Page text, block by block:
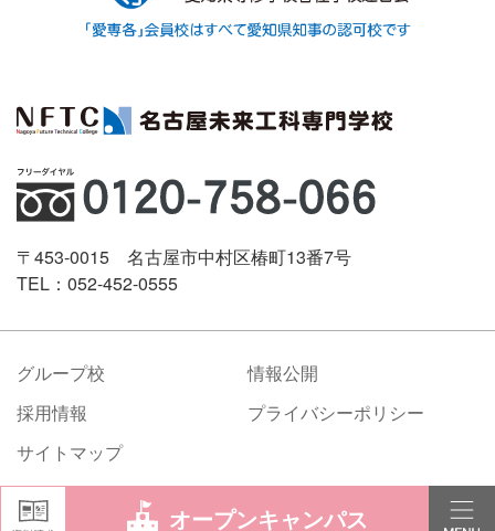
オープンキャンパス
〒453-0015 名古屋市中村区椿町13番7号
TEL：052-452-0555
グループ校
情報公開
採用情報
プライバシーポリシー
サイトマップ
©Nagoya Future Technical College All rights reserved.